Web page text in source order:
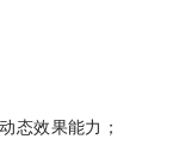
态效果能力；